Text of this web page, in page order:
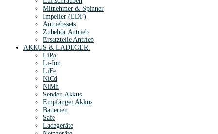
Mitnehmer & Spinner
Impeller (EDF)
Antriebssets
Zubehör Antrieb
Ersatzteile Antrieb
AKKUS & LADEGER.
LiPo
Li-Ion
LiFe
NiCd
NiMh
Sender-Akkus
Empfänger Akkus
Batterien
Safe
Ladegeräte